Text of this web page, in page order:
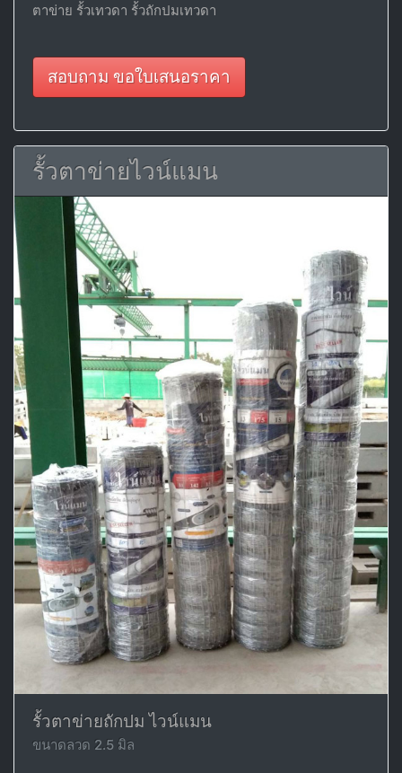
ตาข่าย รั้วเทวดา รั้วถักปมเทวดา
สอบถาม ขอใบเสนอราคา
รั้วตาข่ายไวน์แมน
รั้วตาข่ายถักปม ไวน์แมน
ขนาดลวด 2.5 มิล